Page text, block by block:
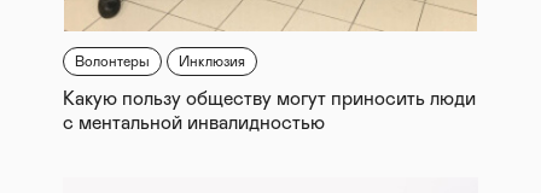
Волонтеры Инклюзия
Какую пользу обществу могут приносить люди
с ментальной инвалидностью